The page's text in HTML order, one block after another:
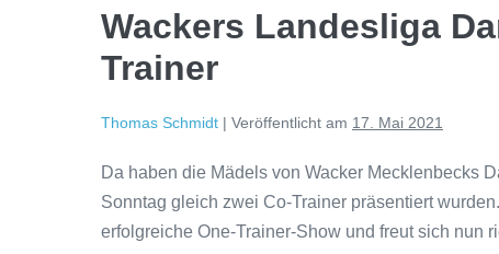
Wackers Landesliga
Trainer
Thomas Schmidt | Veröffentlicht am 17. Mai 2021
Da haben die Mädels von Wacker Mecklenbecks
Sonntag gleich zwei Co-Trainer präsentiert
erfolgreiche One-Trainer-Show und freut sich nun